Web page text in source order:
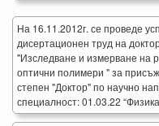
На 16.11.2012г. се проведе
дисертационен труд на
"Изследване и измерване на
оптични полимери " за
степен "Доктор" по научно
специалност: 01.03.22